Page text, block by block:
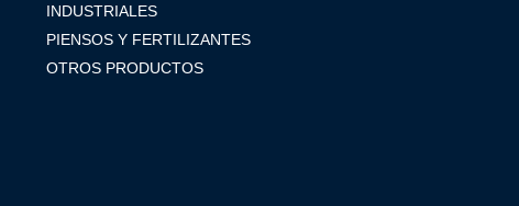
INDUSTRIALES
PIENSOS Y FERTILIZANTES
OTROS PRODUCTOS